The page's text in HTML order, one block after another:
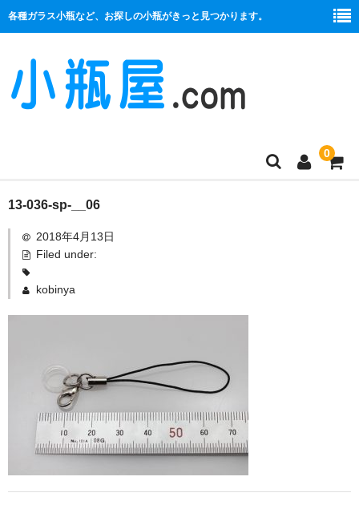
各種ガラス小瓶など、お探しの小瓶がきっと見つかります。
0
商品一覧
絞り口
ストレート
コルク栓
セット
13-036-sp-__06
2018年4月13日
Filed under:
kobinya